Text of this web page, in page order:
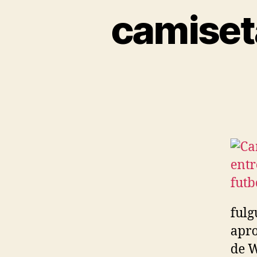
de